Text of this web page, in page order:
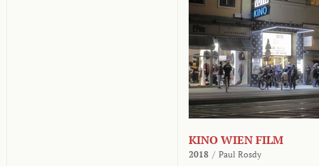
KINO WIEN FILM
2018 / Paul Rosdy